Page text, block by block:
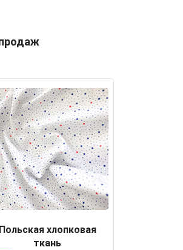
Польская хлопковая
ткань